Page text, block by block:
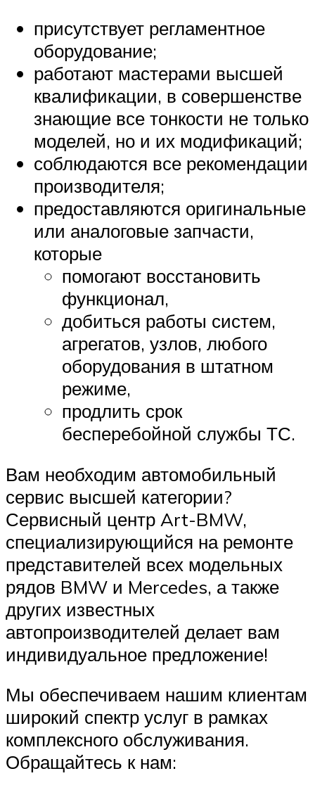
присутствует регламентное
оборудование;
работают мастерами высшей
квалификации, в совершенстве
знающие все тонкости не только
моделей, но и их модификаций;
соблюдаются все рекомендации
производителя;
предоставляются оригинальные
или аналоговые запчасти,
которые
помогают восстановить
функционал,
добиться работы систем,
агрегатов, узлов, любого
оборудования в штатном
режиме,
продлить срок
бесперебойной службы ТС.
Вам необходим автомобильный
сервис высшей категории?
Сервисный центр Art-BMW,
специализирующийся на ремонте
представителей всех модельных
рядов BMW и Mercedes, а также
других известных
автопроизводителей делает вам
индивидуальное предложение!
Мы обеспечиваем нашим клиентам
широкий спектр услуг в рамках
комплексного обслуживания.
Обращайтесь к нам: